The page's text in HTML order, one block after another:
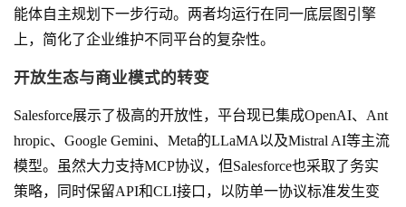
能体自主规划下一步行动。两者均运行在同一底层图引擎
上，简化了企业维护不同平台的复杂性。
开放生态与商业模式的转变
Salesforce展示了极高的开放性，平台现已集成OpenAI、Ant
hropic、Google Gemini、Meta的LLaMA以及Mistral AI等主流
模型。虽然大力支持MCP协议，但Salesforce也采取了务实
策略，同时保留API和CLI接口，以防单一协议标准发生变